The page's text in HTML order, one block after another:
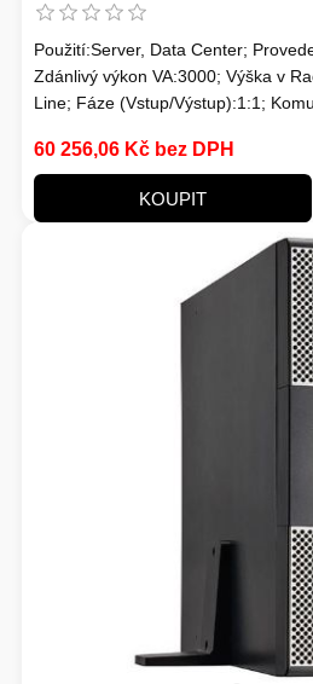
Použití:Server, Data Center;
Zdánlivý výkon VA:3000; Výška v
Line; Fáze (Vstup/Výstup):1:1;
záložního času; Typ
60 256,06 Kč bez DPH
KOUPIT